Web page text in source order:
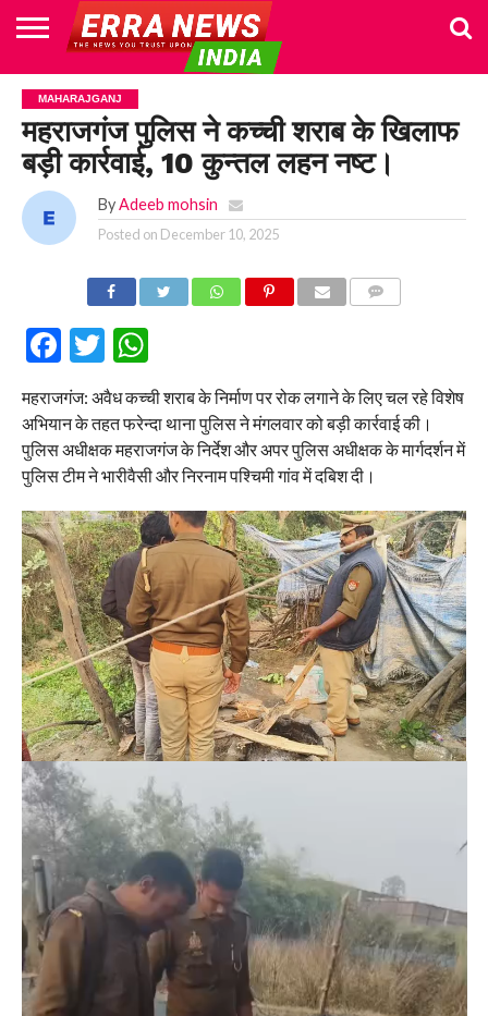
HOME
POLITICS
NEWS
BUSINESS
CULTURE
NATIONAL
SPORTS
LIFESTYLE
TRAVEL
OPINION
BREAKING
NEWS
ENTERTAINMENT
WORLD
CRIME
JOIN
US
MAHARAJGANJ
महराजगंज पुलिस ने कच्ची शराब के खिलाफ
बड़ी कार्रवाई, 10 कुन्तल लहन नष्ट।
By Adeeb mohsin
Posted on December 10, 2025
Facebook
Twitter
WhatsApp
महराजगंज: अवैध कच्ची शराब के निर्माण पर रोक लगाने के लिए चल रहे विशेष
अभियान के तहत फरेन्दा थाना पुलिस ने मंगलवार को बड़ी कार्रवाई की।
पुलिस अधीक्षक महराजगंज के निर्देश और अपर पुलिस अधीक्षक के मार्गदर्शन में
पुलिस टीम ने भारीवैसी और निरनाम पश्चिमी गांव में दबिश दी।